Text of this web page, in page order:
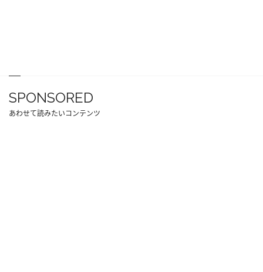
SPONSORED
あわせて読みたいコンテンツ